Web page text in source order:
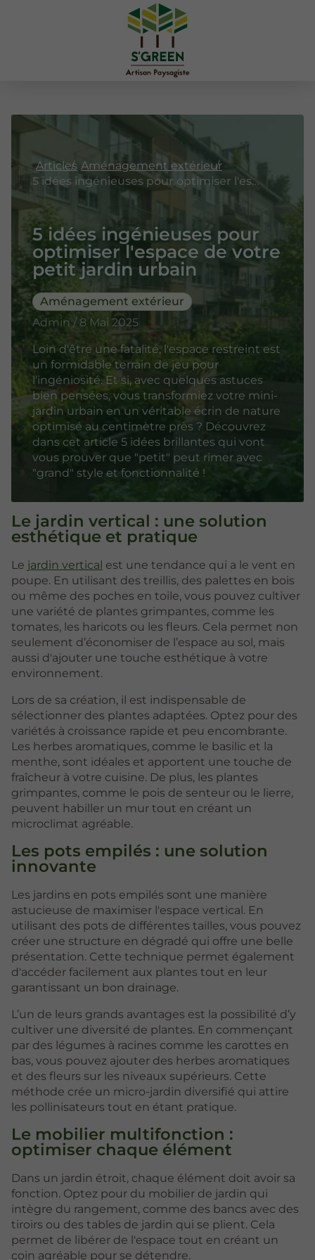
Articles Aménagement extérieur
5 idées ingénieuses pour optimiser l'espace de votre petit jardin urbain
5 idées ingénieuses pour
optimiser l'espace de votre
petit jardin urbain
Aménagement extérieur
Admin / 8 Mai 2025
Loin d'être une fatalité, l'espace restreint est
un formidable terrain de jeu pour
l'ingéniosité. Et si, avec quelques astuces
bien pensées, vous transformiez votre mini-
jardin urbain en un véritable écrin de nature
optimisé au centimètre près ? Découvrez
dans cet article 5 idées brillantes qui vont
vous prouver que "petit" peut rimer avec
"grand" style et fonctionnalité !
Le jardin vertical : une solution
esthétique et pratique
Le jardin vertical est une tendance qui a le vent en
poupe. En utilisant des treillis, des palettes en bois
ou même des poches en toile, vous pouvez cultiver
une variété de plantes grimpantes, comme les
tomates, les haricots ou les fleurs. Cela permet non
seulement d’économiser de l’espace au sol, mais
aussi d'ajouter une touche esthétique à votre
environnement.
Lors de sa création, il est indispensable de
sélectionner des plantes adaptées. Optez pour des
variétés à croissance rapide et peu encombrante.
Les herbes aromatiques, comme le basilic et la
menthe, sont idéales et apportent une touche de
fraîcheur à votre cuisine. De plus, les plantes
grimpantes, comme le pois de senteur ou le lierre,
peuvent habiller un mur tout en créant un
microclimat agréable.
Les pots empilés : une solution
innovante
Les jardins en pots empilés sont une manière
astucieuse de maximiser l'espace vertical. En
utilisant des pots de différentes tailles, vous pouvez
créer une structure en dégradé qui offre une belle
présentation. Cette technique permet également
d'accéder facilement aux plantes tout en leur
garantissant un bon drainage.
L’un de leurs grands avantages est la possibilité d’y
cultiver une diversité de plantes. En commençant
par des légumes à racines comme les carottes en
bas, vous pouvez ajouter des herbes aromatiques
et des fleurs sur les niveaux supérieurs. Cette
méthode crée un micro-jardin diversifié qui attire
les pollinisateurs tout en étant pratique.
Le mobilier multifonction :
optimiser chaque élément
Dans un jardin étroit, chaque élément doit avoir sa
fonction. Optez pour du mobilier de jardin qui
intègre du rangement, comme des bancs avec des
tiroirs ou des tables de jardin qui se plient. Cela
permet de libérer de l'espace tout en créant un
coin agréable pour se détendre.